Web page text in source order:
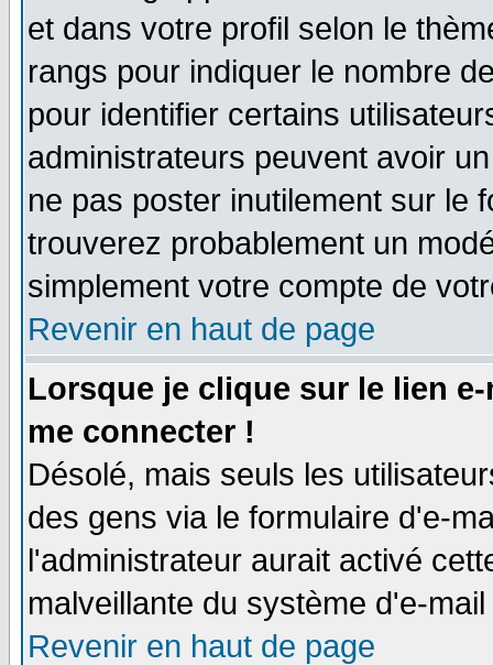
et dans votre profil selon le
rangs pour indiquer le nombre
pour identifier certains
administrateurs peuvent avoir
ne pas poster inutilement sur le
trouverez probablement un
simplement votre compte de
Revenir en haut de page
Lorsque je clique sur le lien
me connecter !
Désolé, mais seuls les
des gens via le formulaire d'e-
l'administrateur aurait activé
malveillante du système d'e-
Revenir en haut de page